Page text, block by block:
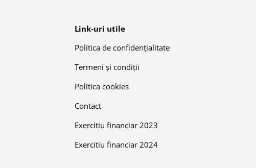
Link-uri utile
Politica de confidențialitate
Termeni și condiții
Politica cookies
Contact
Exercitiu financiar 2023
Exercitiu financiar 2024